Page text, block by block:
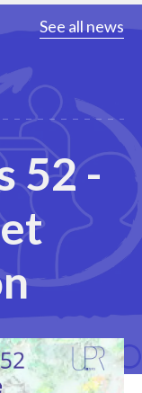
See all news
52 -